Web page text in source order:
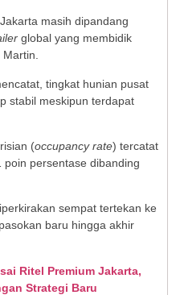
masih dipandang
global yang membidik
Martin.
tingkat hunian pusat
stabil meskipun terdapat
(occupancy rate) tercatat
persentase dibanding
sempat tertekan ke
baru hingga akhir
Ritel Premium Jakarta,
Strategi Baru